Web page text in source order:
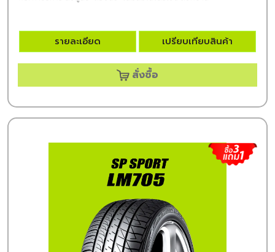
รายละเอียด เปรียบเทียบสินค้า
สั่งซื้อ